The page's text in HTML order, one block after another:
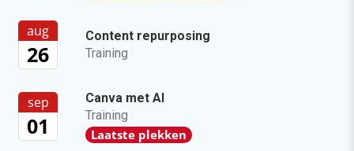
aug
26
Content repurposing
Training
sep
01
Canva met AI
Training
Laatste plekken